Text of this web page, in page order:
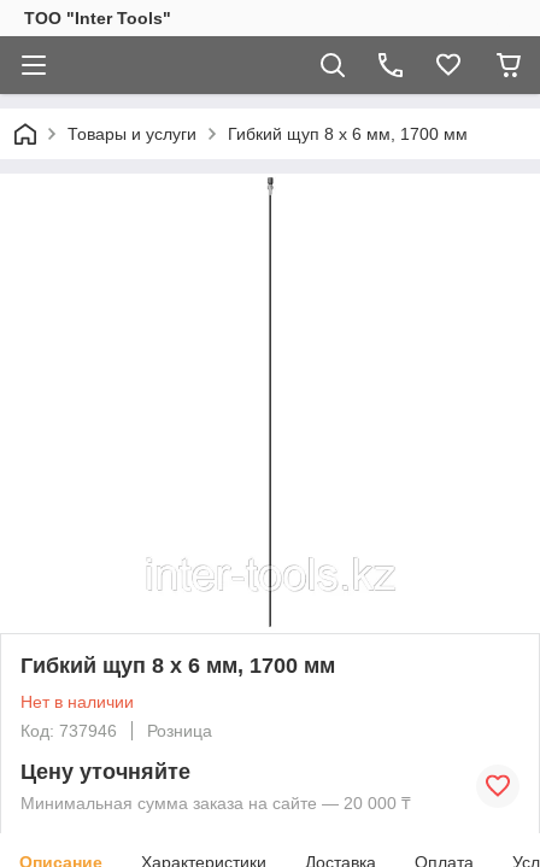
ТОО "Inter Tools"
Товары и услуги Гибкий щуп 8 х 6 мм, 1700 мм
Гибкий щуп 8 х 6 мм, 1700 мм
Нет в наличии
Код: 737946
Розница
Цену уточняйте
Минимальная сумма заказа на сайте — 20 000 ₸
Описание Характеристики Доставка Оплата